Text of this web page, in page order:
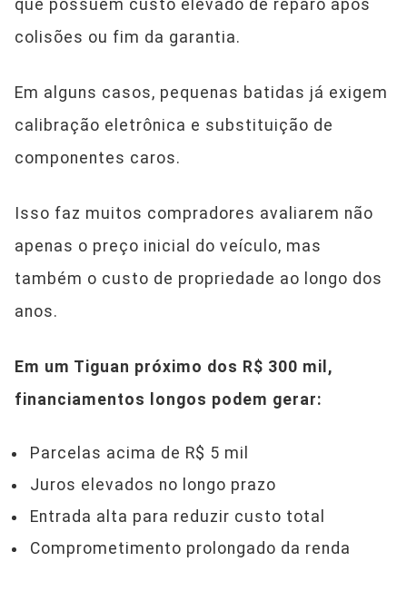
que possuem custo elevado de reparo após
colisões ou fim da garantia.
Em alguns casos, pequenas batidas já exigem
calibração eletrônica e substituição de
componentes caros.
Isso faz muitos compradores avaliarem não
apenas o preço inicial do veículo, mas
também o custo de propriedade ao longo dos
anos.
Em um Tiguan próximo dos R$ 300 mil,
financiamentos longos podem gerar:
Parcelas acima de R$ 5 mil
Juros elevados no longo prazo
Entrada alta para reduzir custo total
Comprometimento prolongado da renda